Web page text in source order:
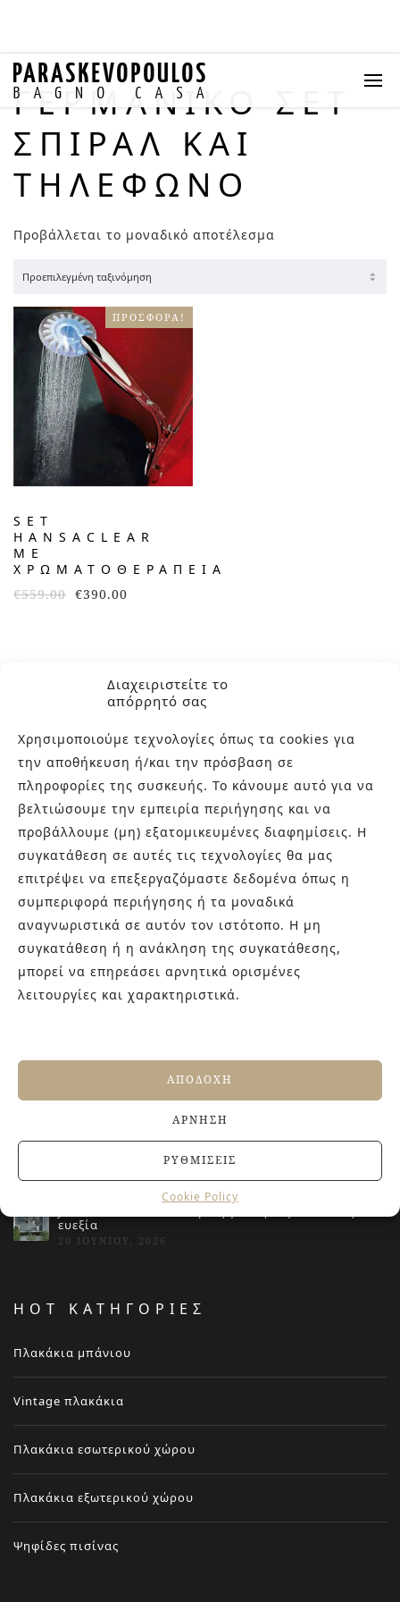
Διαχειριστείτε το
απόρρητό σας
Χρησιμοποιούμε τεχνολογίες όπως τα cookies για
την αποθήκευση ή/και την πρόσβαση σε
πληροφορίες της συσκευής. Το κάνουμε αυτό για να
βελτιώσουμε την εμπειρία περιήγησης και να
προβάλλουμε (μη) εξατομικευμένες διαφημίσεις. Η
συγκατάθεση σε αυτές τις τεχνολογίες θα μας
επιτρέψει να επεξεργαζόμαστε δεδομένα όπως η
συμπεριφορά περιήγησης ή τα μοναδικά
αναγνωριστικά σε αυτόν τον ιστότοπο. Η μη
συγκατάθεση ή η ανάκληση της συγκατάθεσης,
μπορεί να επηρεάσει αρνητικά ορισμένες
λειτουργίες και χαρακτηριστικά.
ΑΠΟΔΟΧΉ
ΆΡΝΗΣΗ
ΡΥΘΜΊΣΕΙΣ
Cookie Policy
ΓΕΡΜΑΝΙΚΌ ΣΕΤ
ΣΠΙΡΆΛ ΚΑΙ
ΤΗΛΈΦΩΝΟ
Προβάλλεται το μοναδικό αποτέλεσμα
ΠΡΟΣΦΟΡΆ!
SET
HANSACLEAR
ΜΕ
ΧΡΩΜΑΤΟΘΕΡΑΠΕΊΑ
€559.00 €390.00
ΣΧΕΤΙΚΑ ΜΕ ΕΜΑΣ
Στην εταιρεία Paraskevopoulos μετουσιώνονται 40 χρόνια
εμπειρίας στο χώρο του πλακιδίου και των ειδών υγιεινής,
καθώς και φρέσκες ιδέες με τον ενθουσιασμό της νέας
γενιάς! Επισκεφτείτε μας για ιδέες και προτάσεις στον
Άγιο Δημήτριο (Λιδωρικίου 11) ή καλέστε μας στο 210-
9934544.
Βουργουνδί πλακάκια: Η πιο κομψή χρωματική
γνωρίζετε πριν την αγορά
27 ΙΟΥΝΊΟΥ, 2026
ευεξία
20 ΙΟΥΝΊΟΥ, 2026
HOT ΚΑΤΗΓΟΡΙΕΣ
Πλακάκια μπάνιου
Vintage πλακάκια
Πλακάκια εσωτερικού χώρου
Πλακάκια εξωτερικού χώρου
Ψηφίδες πισίνας